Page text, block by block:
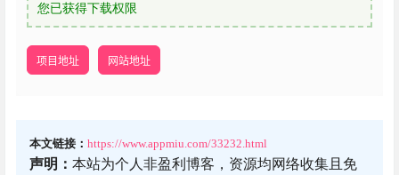
您已获得下载权限
项目地址 网站地址
本文链接： https://www.appmiu.com/33232.html
声明： 本站为个人非盈利博客，资源均网络收集且免